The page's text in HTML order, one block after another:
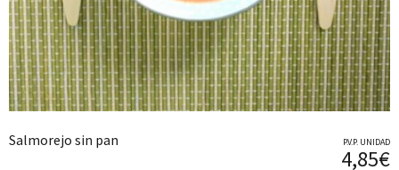
Salmorejo sin pan P.V.P. UNIDAD
4,85€